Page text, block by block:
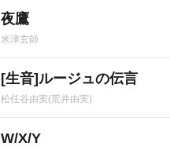
夜鷹
米津玄師
[生音]ルージュの伝言
松任谷由実(荒井由実)
W/X/Y